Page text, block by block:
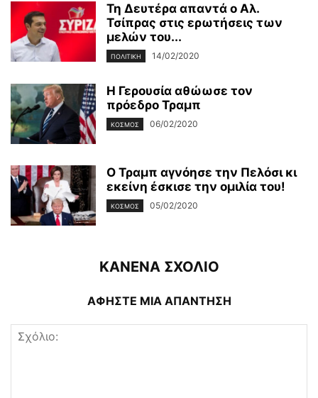
Τη Δευτέρα απαντά ο Αλ.
Τσίπρας στις ερωτήσεις των
μελών του...
ΠΟΛΙΤΙΚΉ 14/02/2020
Η Γερουσία αθώωσε τον
πρόεδρο Τραμπ
ΚΌΣΜΟΣ 06/02/2020
Ο Τραμπ αγνόησε την Πελόσι κι
εκείνη έσκισε την ομιλία του!
ΚΌΣΜΟΣ 05/02/2020
ΚΑΝΕΝΑ ΣΧΟΛΙΟ
ΑΦΗΣΤΕ ΜΙΑ ΑΠΑΝΤΗΣΗ